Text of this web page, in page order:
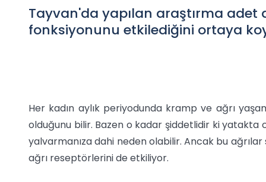
Tayvan'da yapılan araştırma adet
fonksiyonunu etkilediğini ortaya
Her kadın aylık periyodunda kramp ve ağrı
olduğunu bilir. Bazen o kadar şiddetlidir ki yatakta
yalvarmanıza dahi neden olabilir. Ancak bu ağrılar
ağrı reseptörlerini de etkiliyor.